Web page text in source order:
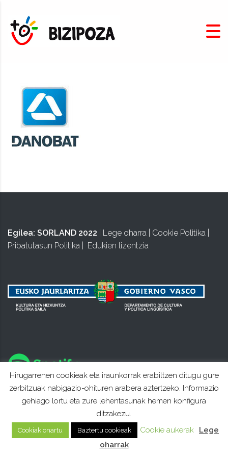
Egilea: SORLAND 2022 Lege oharra Cookie Politika
Pribatutasun Politika
Edukien lizentzia
Hirugarrenen cookieak eta iraunkorrak erabiltzen ditugu gure
zerbitzuak nabigazio-ohituren arabera aztertzeko. Informazio
gehiago lortu eta zure lehentasunak hemen konfigura
ditzakezu.
Cookiak onartu Baztertu cookieak Cookie aukerak
Lege
oharrak